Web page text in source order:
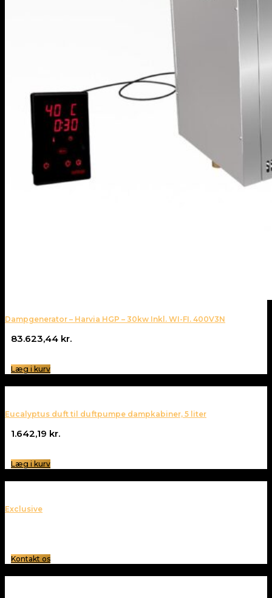
Dampgenerator – Harvia HGP – 30kw Inkl. WI-FI. 400V3N
83.623,44 kr.
Læg i kurv
Eucalyptus duft til duftpumpe dampkabiner, 5 liter
1.642,19 kr.
Læg i kurv
Exclusive
Kontakt os